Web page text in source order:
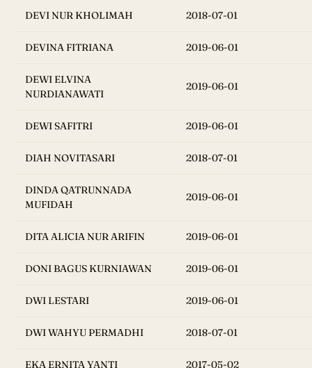
DEVI NUR KHOLIMAH 2018-07-01
DEVINA FITRIANA 2019-06-01
DEWI ELVINA
NURDIANAWATI
2019-06-01
DEWI SAFITRI 2019-06-01
DIAH NOVITASARI 2018-07-01
DINDA QATRUNNADA
MUFIDAH
2019-06-01
DITA ALICIA NUR ARIFIN 2019-06-01
DONI BAGUS KURNIAWAN 2019-06-01
DWI LESTARI 2019-06-01
DWI WAHYU PERMADHI 2018-07-01
EKA ERNITA YANTI 2017-05-02